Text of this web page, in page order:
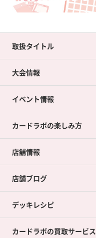
取扱タイトル
大会情報
イベント情報
カードラボの楽しみ方
店舗情報
店舗ブログ
デッキレシピ
カードラボの買取サービス